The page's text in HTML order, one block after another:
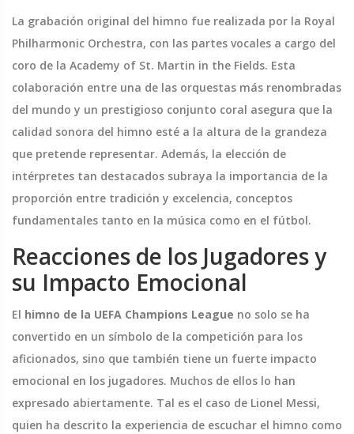
La grabación original del himno fue realizada por la Royal
Philharmonic Orchestra, con las partes vocales a cargo del
coro de la Academy of St. Martin in the Fields. Esta
colaboración entre una de las orquestas más renombradas
del mundo y un prestigioso conjunto coral asegura que la
calidad sonora del himno esté a la altura de la grandeza
que pretende representar. Además, la elección de
intérpretes tan destacados subraya la importancia de la
proporción entre tradición y excelencia, conceptos
fundamentales tanto en la música como en el fútbol.
Reacciones de los Jugadores y
su Impacto Emocional
El himno de la UEFA Champions League no solo se ha
convertido en un símbolo de la competición para los
aficionados, sino que también tiene un fuerte impacto
emocional en los jugadores. Muchos de ellos lo han
expresado abiertamente. Tal es el caso de Lionel Messi,
quien ha descrito la experiencia de escuchar el himno como